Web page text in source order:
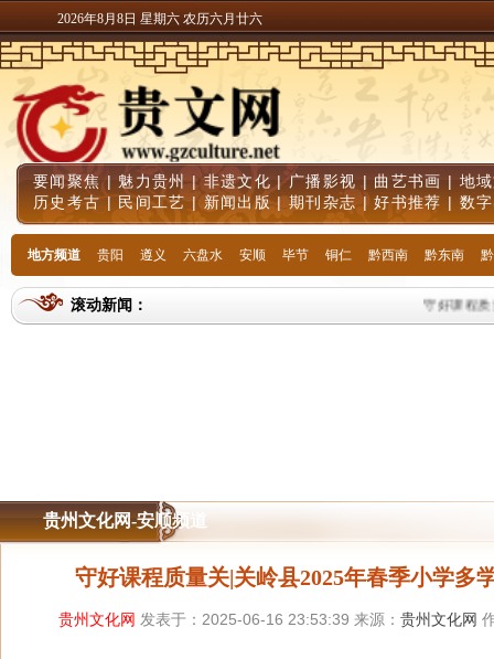
2026年8月8日 星期六 农历六月廿六
要闻聚焦| 魅力贵州|非遗文化 |广播影视 | 曲艺书画 | 地
历史考古 | 民间工艺 | 新闻出版|期刊杂志 |好书推荐 | 数
地方频道 贵阳 遵义 六盘水 安顺 毕节 铜仁 黔西南 黔东南
滚动新闻： 守好课程质
贵州文化网-安顺频道
守好课程质量关|关岭县2025年春季小学多
贵州文化网 发表于：2025-06-16 23:53:39 来源： 贵州文化网